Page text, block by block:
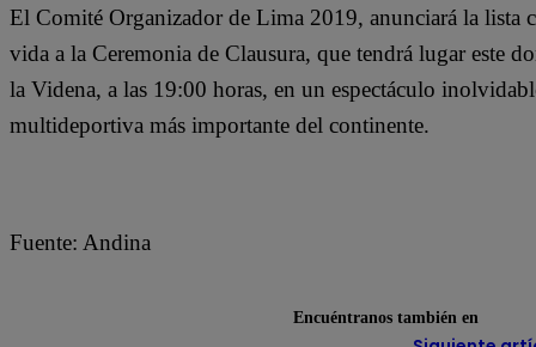
El Comité Organizador de Lima 2019, anunciará la lista
vida a la Ceremonia de Clausura, que tendrá lugar este
la Videna, a las 19:00 horas, en un espectáculo
multideportiva más importante del continente.
Fuente: Andina
Encuéntranos también en